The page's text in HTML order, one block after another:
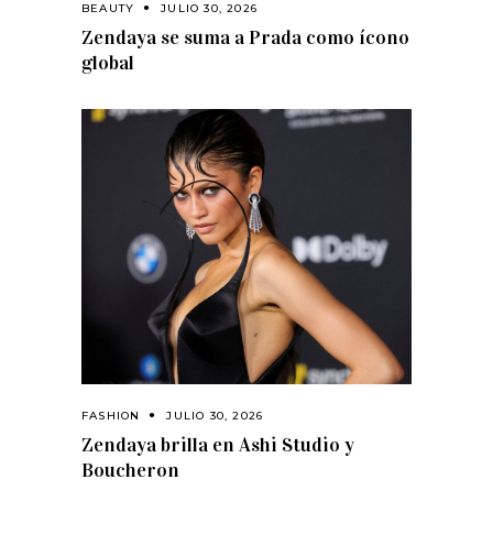
BEAUTY JULIO 30, 2026
Zendaya se suma a Prada como ícono
global
FASHION JULIO 30, 2026
Zendaya brilla en Ashi Studio y
Boucheron